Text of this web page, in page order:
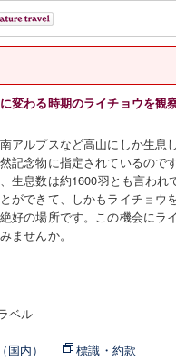
変わる時期のライチョウを観
アルプスなど高山にしか生息し
記念物に指定されているので
生息数は約1600羽とも言われ
ができて、しかもライチョウ
好の場所です。この機会にライ
ませんか。
ベル
内） 標識・約款